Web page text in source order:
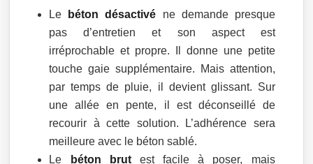
Le béton désactivé ne demande presque
pas d’entretien et son aspect est
irréprochable et propre. Il donne une petite
touche gaie supplémentaire. Mais attention,
par temps de pluie, il devient glissant. Sur
une allée en pente, il est déconseillé de
recourir à cette solution. L’adhérence sera
meilleure avec le béton sablé.
Le
béton brutest facile à poser, mais